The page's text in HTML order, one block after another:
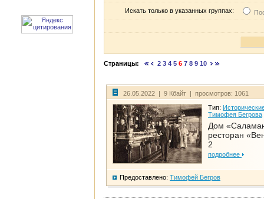
Искать только в указанных группах:
Страницы: 2 3 4 5 6 7 8 9 10
26.05.2022 | 9 Кбайт | просмотров: 1061
Тип:
Тимофея Бегрова
Дом
ресторан
2
подробнее
Предоставлено: Тимофей Бегров